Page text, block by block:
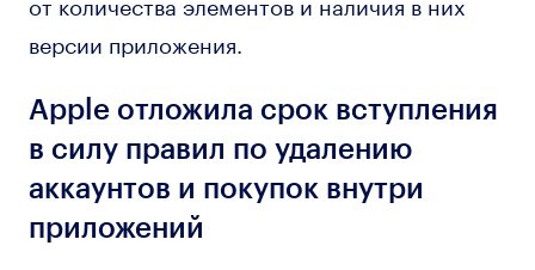
версии приложения.
Apple отложила срок вступления
в силу правил по удалению
аккаунтов и покупок внутри
приложений